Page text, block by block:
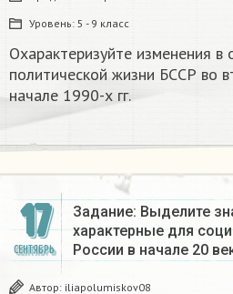
Уровень: 5 - 9 класс
Охарактеризуйте изменения в
политической жизни БССР во
начале 1990-х гг.
17
СЕНТЯБРЬ
Задание: Выделите
характерные для
России в начале 20
Автор: iliapolumiskov08